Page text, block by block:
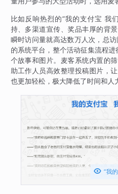
比如反响热烈的“我的支付宝 我
持、多渠道宣传、奖品丰厚的背
瞬时访问量就高达数万人次，总
的系统平台，整个活动征集流程
个故事和图片。麦客系统内置的
助工作人员高效整理投稿图片，
也更加轻松，极大降低了时间和人
 “我